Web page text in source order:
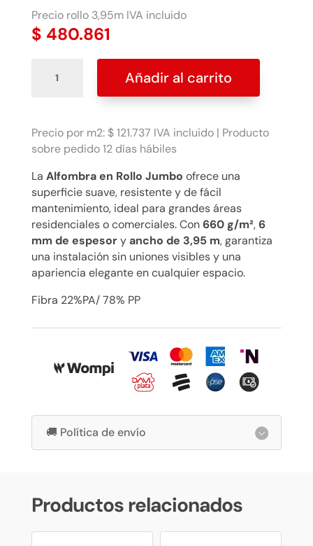
Precio rollo 3,95m IVA incluido
$ 480.861
Azul
$121.737
Añadir al carrito
Precio por m2: $ 121.737 IVA incluido | Producto
sobre pedido 12 días hábiles
La Alfombra en Rollo Jumbo ofrece una
superficie suave, resistente y de fácil
mantenimiento, ideal para grandes áreas
residenciales o comerciales. Con660 g/m²,6
mm de espesoryancho de 3,95 m, garantiza
una instalación sin uniones visibles y una
apariencia elegante en cualquier espacio.
Fibra 22%PA/ 78% PP
🚚 Política de envío
Productos relacionados